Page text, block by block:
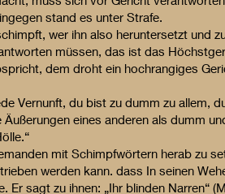
stand es unter Strafe.
wer ihn also heruntersetzt und
müssen, das ist das
dem droht ein hochrangiges
Vernunft, du bist zu dumm zu
eines anderen als dumm
mit Schimpfwörtern herab zu
werden kann. dass In seinen
Er sagt zu ihnen: „Ihr blinden Narren“